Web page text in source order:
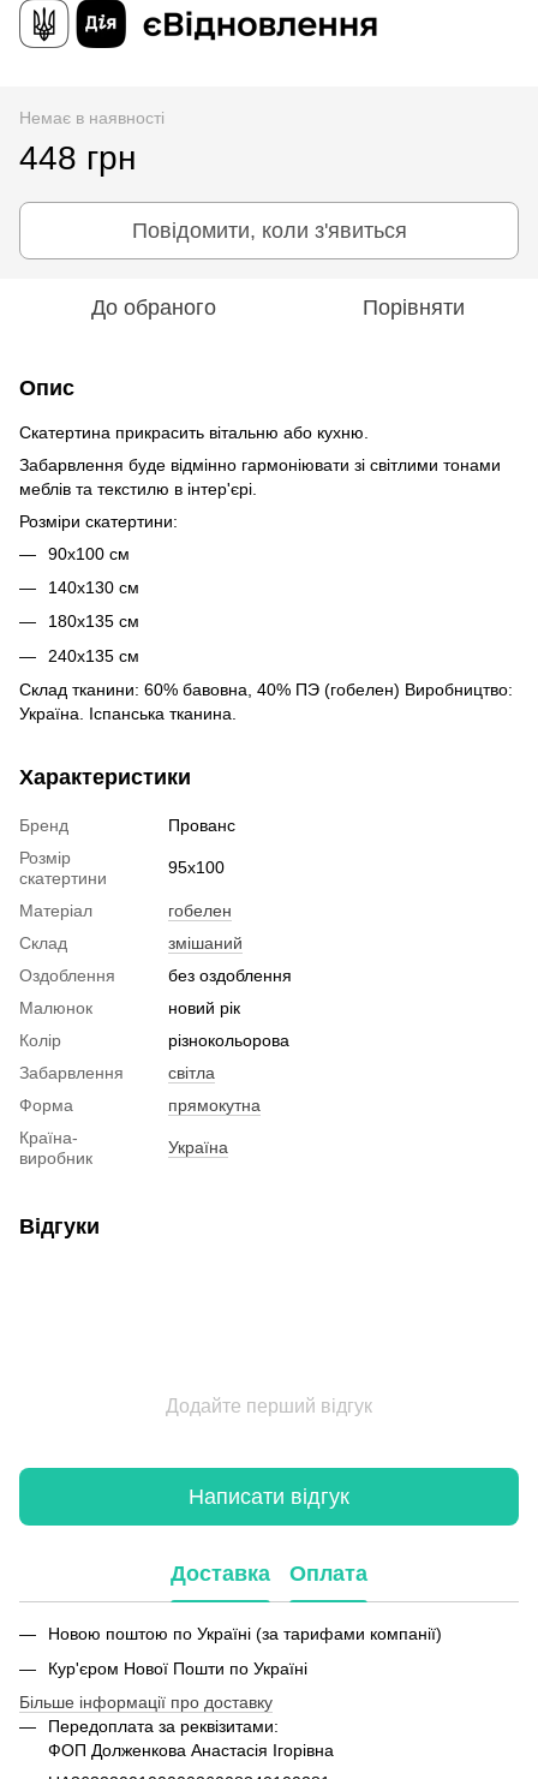
Немає в наявності
448 грн
Повідомити, коли з'явиться
До обраного Порівняти
Опис
Скатертина прикрасить вітальню або кухню.
Забарвлення буде відмінно гармоніювати зі світлими тонами
меблів та текстилю в інтер'єрі.
Розміри скатертини:
90х100 см
140х130 см
180х135 см
240х135 см
Склад тканини: 60% бавовна, 40% ПЭ (гобелен) Виробництво:
Україна. Iспанська тканина.
Характеристики
Бренд
Прованс
Розмір
скатертини
95x100
Матеріал
гобелен
Склад
змішаний
Оздоблення
без оздоблення
Малюнок
новий рік
Колір
різнокольорова
Забарвлення
світла
Форма
прямокутна
Країна-
виробник
Україна
Відгуки
Додайте перший відгук
Написати відгук
Доставка Оплата
Новою поштою по Україні (за тарифами компанії)
Кур'єром Нової Пошти по Україні
Більше інформації про доставку
Передоплата за реквізитами:
ФОП Долженкова Анастасія Ігорівна